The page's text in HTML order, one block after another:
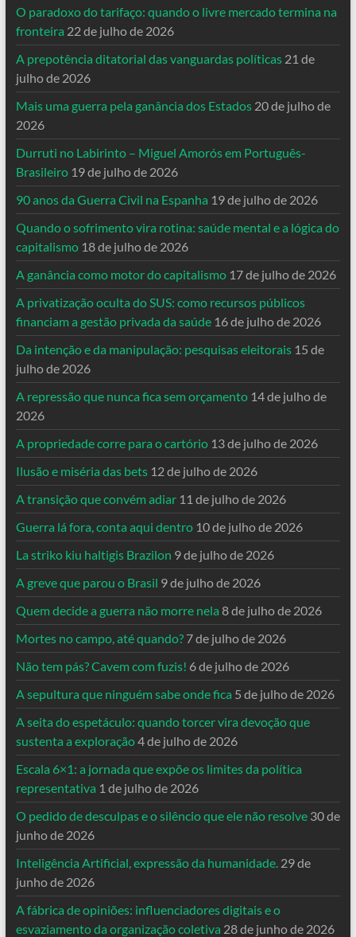
O paradoxo do tarifaço: quando o livre mercado termina na
fronteira 22 de julho de 2026
A prepotência ditatorial das vanguardas políticas 21 de
julho de 2026
Mais uma guerra pela ganância dos Estados 20 de julho de
2026
Durruti no Labirinto – Miguel Amorós em Português-
Brasileiro 19 de julho de 2026
90 anos da Guerra Civil na Espanha 19 de julho de 2026
Quando o sofrimento vira rotina: saúde mental e a lógica do
capitalismo 18 de julho de 2026
A ganância como motor do capitalismo 17 de julho de 2026
A privatização oculta do SUS: como recursos públicos
financiam a gestão privada da saúde 16 de julho de 2026
Da intenção e da manipulação: pesquisas eleitorais 15 de
julho de 2026
A repressão que nunca fica sem orçamento 14 de julho de
2026
A propriedade corre para o cartório 13 de julho de 2026
Ilusão e miséria das bets 12 de julho de 2026
A transição que convém adiar 11 de julho de 2026
Guerra lá fora, conta aqui dentro 10 de julho de 2026
La striko kiu haltigis Brazilon 9 de julho de 2026
A greve que parou o Brasil 9 de julho de 2026
Quem decide a guerra não morre nela 8 de julho de 2026
Mortes no campo, até quando? 7 de julho de 2026
Não tem pás? Cavem com fuzis! 6 de julho de 2026
A sepultura que ninguém sabe onde fica 5 de julho de 2026
A seita do espetáculo: quando torcer vira devoção que
sustenta a exploração4 de julho de 2026
Escala 6×1: a jornada que expõe os limites da política
representativa 1 de julho de 2026
O pedido de desculpas e o silêncio que ele não resolve 30 de
junho de 2026
Inteligência Artificial, expressão da humanidade. 29 de
junho de 2026
A fábrica de opiniões: influenciadores digitais e o
esvaziamento da organização coletiva 28 de junho de 2026